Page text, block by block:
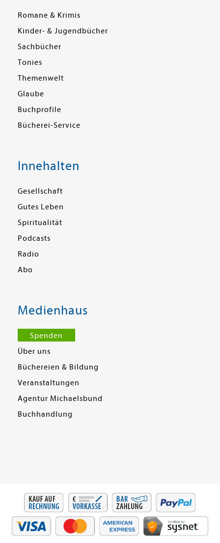
Romane & Krimis
Kinder- & Jugendbücher
Sachbücher
Tonies
Themenwelt
Glaube
Buchprofile
Bücherei-Service
Innehalten
Gesellschaft
Gutes Leben
Spiritualität
Podcasts
Radio
Abo
Medienhaus
Spenden
Über uns
Büchereien & Bildung
Veranstaltungen
Agentur Michaelsbund
Buchhandlung